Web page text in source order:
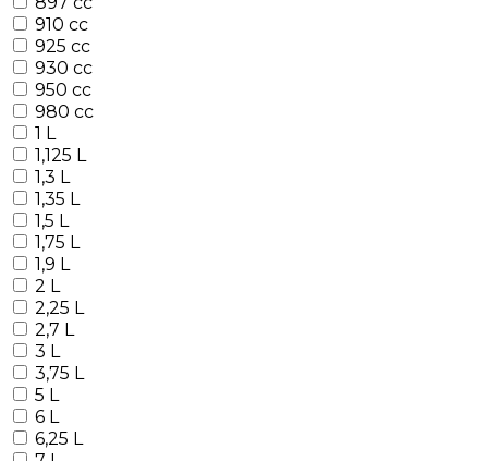
910 cc
925 cc
930 cc
950 cc
980 cc
1 L
1,125 L
1,3 L
1,35 L
1,5 L
1,75 L
1,9 L
2 L
2,25 L
2,7 L
3 L
3,75 L
5 L
6 L
6,25 L